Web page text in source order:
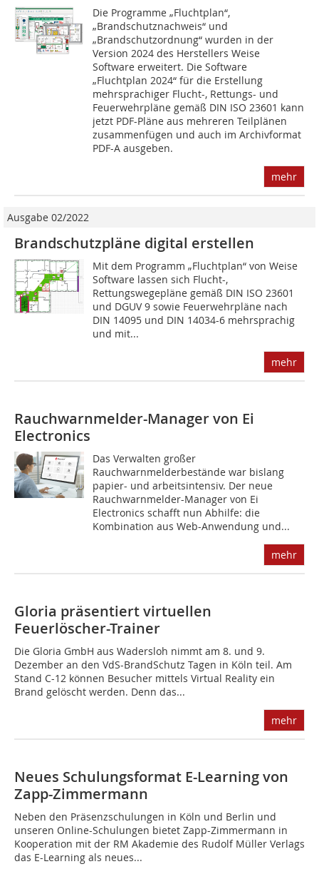
Die Programme „Fluchtplan“,
„Brandschutznachweis“ und
„Brandschutzordnung“ wurden in der
Version 2024 des Herstellers Weise
Software erweitert. Die Software
„Fluchtplan 2024“ für die Erstellung
mehrsprachiger Flucht-, Rettungs- und
Feuerwehrpläne gemäß DIN ISO 23601 kann
jetzt PDF-Pläne aus mehreren Teilplänen
zusammenfügen und auch im Archivformat
PDF-A ausgeben.
mehr
Ausgabe 02/2022
Brandschutzpläne digital erstellen
Mit dem Programm „Fluchtplan“ von Weise
Software lassen sich Flucht-,
Rettungswegepläne gemäß DIN ISO 23601
und DGUV 9 sowie Feuerwehrpläne nach
DIN 14095 und DIN 14034-6 mehrsprachig
und mit...
mehr
Rauchwarnmelder-Manager von Ei
Electronics
Das Verwalten großer
Rauchwarnmelderbestände war bislang
papier- und arbeitsintensiv. Der neue
Rauchwarnmelder-Manager von Ei
Electronics schafft nun Abhilfe: die
Kombination aus Web-Anwendung und...
mehr
Gloria präsentiert virtuellen
Feuerlöscher-Trainer
Die Gloria GmbH aus Wadersloh nimmt am 8. und 9.
Dezember an den VdS-BrandSchutz Tagen in Köln teil. Am
Stand C-12 können Besucher mittels Virtual Reality ein
Brand gelöscht werden. Denn das...
mehr
Neues Schulungsformat E-Learning von
Zapp-Zimmermann
Neben den Präsenzschulungen in Köln und Berlin und
unseren Online-Schulungen bietet Zapp-Zimmermann in
Kooperation mit der RM Akademie des Rudolf Müller Verlags
das E-Learning als neues...